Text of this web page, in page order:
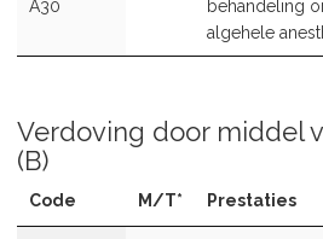
A30
behandeling
algehele
Verdoving door middel
(B)
Code M/T* Prestaties